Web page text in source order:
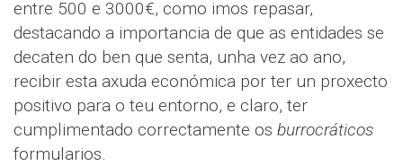
entre 500 e 3000€, como imos repasar,
destacando a importancia de que as entidades se
decaten do ben que senta, unha vez ao ano,
recibir esta axuda económica por ter un proxecto
positivo para o teu entorno, e claro, ter
cumplimentado correctamente os burrocráticos
formularios.